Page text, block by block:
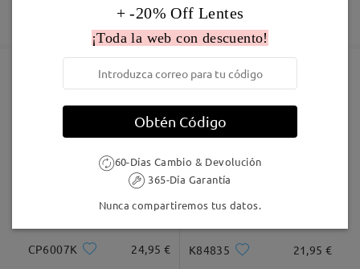
Leer todos los
Deje su comentario
5-7 días laborales detalles
Garantía de 365 días
Descubrir Más
CP6007K 24,95 € K84835 21,95 €
+ -20% Off Lentes
¡Toda la web con descuento!
Obtén Código
60-Días Cambio & Devolución
365-Día Garantía
Nunca compartiremos tus datos.